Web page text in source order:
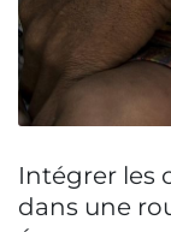
Intégrer les
dans une